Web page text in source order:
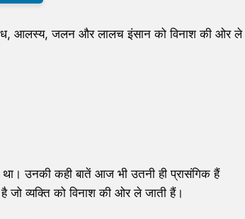
आलस्य, जलन और लालच इंसान को विनाश की ओर ले
था। उनकी कही बातें आज भी उतनी ही प्रासंगिक हैं
जो व्यक्ति को विनाश की ओर ले जाती हैं।